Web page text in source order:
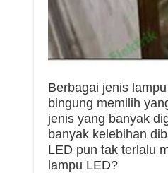
Berbagai jenis
bingung memilih
jenis yang banyak
banyak kelebihan
LED pun tak terlalu
lampu LED?